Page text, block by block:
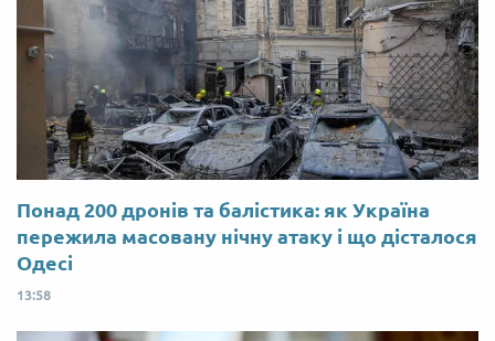
Понад 200 дронів та балістика: як Україна
пережила масовану нічну атаку і що дісталося
Одесі
13:58